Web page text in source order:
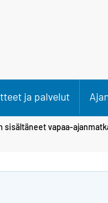
ja palvelut
sisältäneet vapaa-